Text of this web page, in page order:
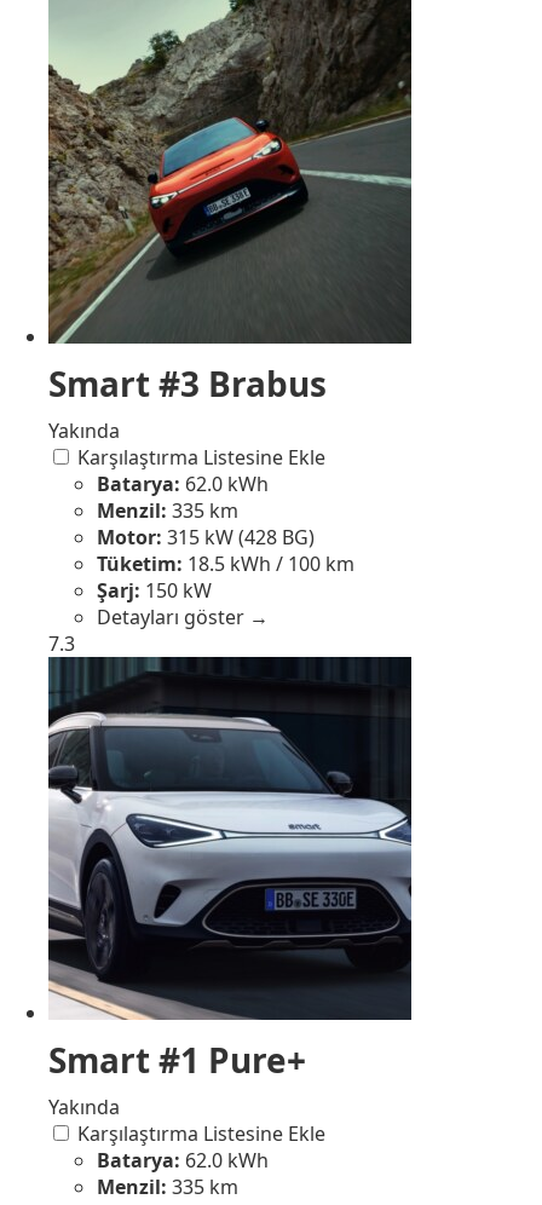
Smart #3 Brabus
Yakında
Karşılaştırma Listesine Ekle
Batarya: 62.0 kWh
Menzil: 335 km
Motor: 315 kW (428 BG)
Tüketim: 18.5 kWh / 100 km
Şarj: 150 kW
Detayları göster →
7.3
Smart #1 Pure+
Yakında
Karşılaştırma Listesine Ekle
Batarya: 62.0 kWh
Menzil: 335 km